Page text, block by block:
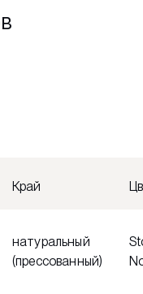
Край
натуральный
(прессованный)